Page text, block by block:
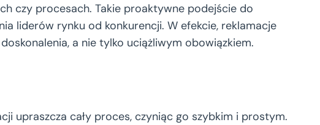
czy procesach. Takie proaktywne podejście do
liderów rynku od konkurencji. W efekcie, reklamacje
a nie tylko uciążliwym obowiązkiem.
upraszcza cały proces, czyniąc go szybkim i prostym.